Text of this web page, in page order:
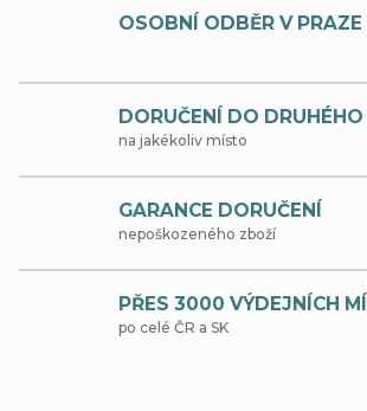
OSOBNÍ ODBĚR V PRAZE
DORUČENÍ DO DRUHÉHO
na jakékoliv místo
GARANCE DORUČENÍ
nepoškozeného zboží
PŘES 3000 VÝDEJNÍCH
po celé ČR a SK